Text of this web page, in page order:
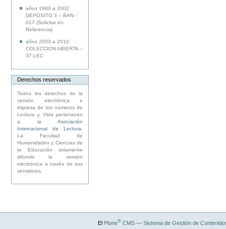
años 1980 a 2002:
DEPOSITO 3 -- BAN -
017 (Solicitar en
Referencia)
años 2003 a 2010:
COLECCION ABIERTA --
37-LEC
Derechos reservados
Todos los derechos de la
versión electrónica e
impresa de los números de
Lectura y Vida pertenecen
a la Asociación
Internacional de Lectura
La Facultad de
Humanidades y Ciencias de
la Educación solamente
difunde la versión
electrónica a través de sus
servidores.
El Plone®CMS — Sistema de Gestión de